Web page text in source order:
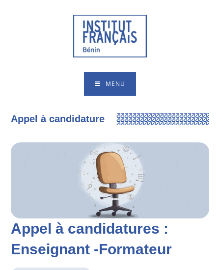
MENU
Appel à candidature
Appel à candidatures :
Enseignant -Formateur